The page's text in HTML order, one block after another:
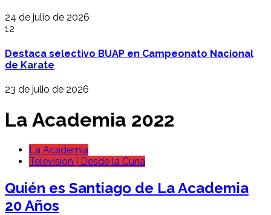
24 de julio de 2026
12
Destaca selectivo BUAP en Campeonato Nacional
de Karate
23 de julio de 2026
La Academia 2022
La Academia
Televisión | Desde la Cuna
Quién es Santiago de La Academia
20 Años